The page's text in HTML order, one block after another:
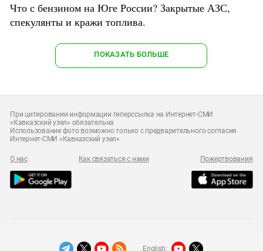
Что с бензином на Юге России? Закрытые АЗС,
спекулянты и кражи топлива.
ПОКАЗАТЬ БОЛЬШЕ
При цитировании информации гиперссылка на Интернет-СМИ
«Кавказский узел» обязательна
Использование фото возможно только с предварительного согласия
Интернет-СМИ «Кавказский узел»
О нас Как связаться с нами Пожертвования
English: